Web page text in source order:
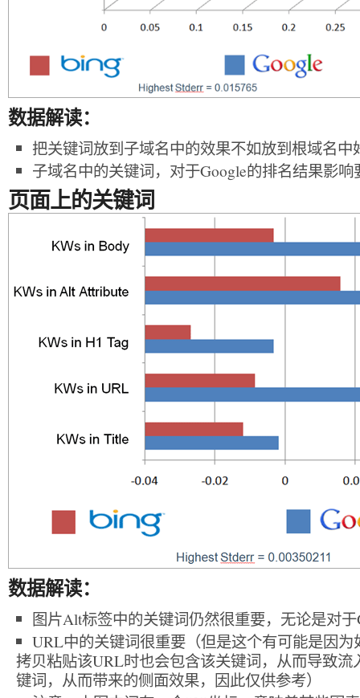
数据解读：
把关键词放到子域名中的效果不如放到根域名
子域名中的关键词，对于Google的排名结果影响
页面上的关键词
数据解读：
图片Alt标签中的关键词仍然很重要，无论是对
URL中的关键词很重要（但是这个有可能是因
拷贝粘贴该URL时也会包含该关键词，从而导致
键词，从而带来的侧面效果，因此仅供参考）